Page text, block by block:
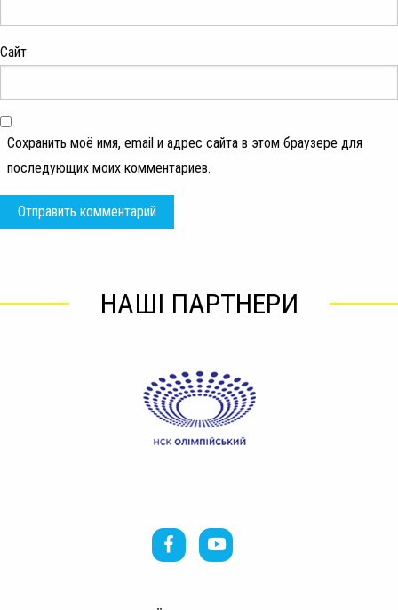
Сайт
Сохранить моё имя, email и адрес сайта в этом браузере для
последующих моих комментариев.
НАШІ ПАРТНЕРИ